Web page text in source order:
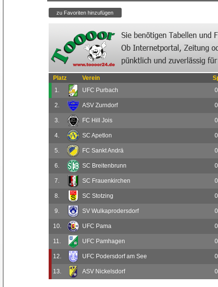
Platz Verein
1.
UFC Purbach 0
2. ASV Zurndorf 0
3. FC Hill Jois 0
4. SC Apetlon 0
5. FC Sankt Andrä 0
6. SC Breitenbrunn 0
7. SC Frauenkirchen 0
8. SC Stotzing 0
9. SV Wulkaprodersdorf 0
10. UFC Pama 0
11. UFC Pamhagen 0
12. UFC Podersdorf am See 0
13. ASV Nickelsdorf 0